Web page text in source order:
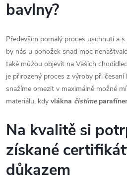
bavlny?
Především pomalý proces uschnutí a
by nás u ponožek snad moc
také můžou objevit na Vašich
je přirozený proces z výroby při česaní
snažíme omezit v maximálně možné
materiálu, kdy vlákna čistíme
Na kvalitě si
získané
důkazem